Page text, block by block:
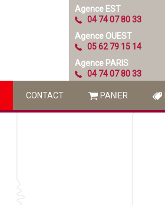
Agence EST
04 74 07 80 33
Agence OUEST
05 62 79 15 14
Agence PARIS
04 74 07 80 33
CONTACT PANIER